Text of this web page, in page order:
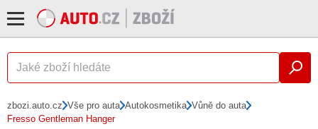
zbozi.auto.cz Vše pro auta Autokosmetika Vůně do auta
Fresso Gentleman Hanger